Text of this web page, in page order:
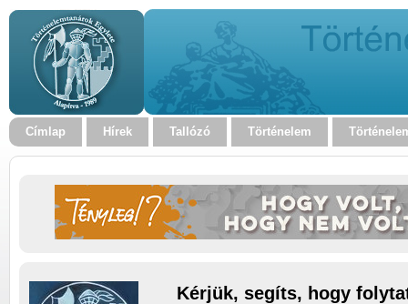
Címlap Hírek Tallózó Történelem
Kérjük, segíts, hogy